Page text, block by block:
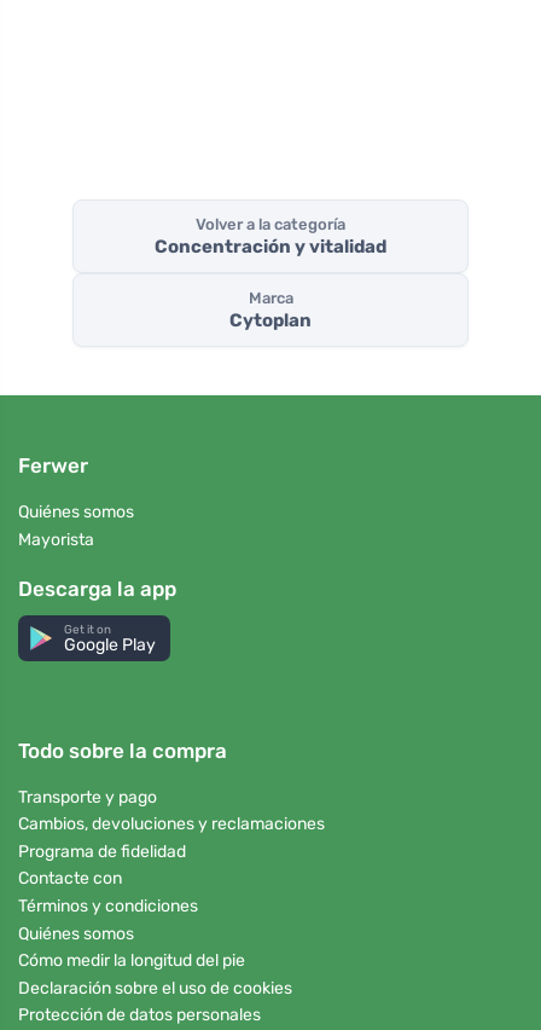
Volver a la categoría
Concentración y vitalidad
Marca
Cytoplan
Ferwer
Quiénes somos
Mayorista
Descarga la app
Get it on
Google Play
Todo sobre la compra
Transporte y pago
Cambios, devoluciones y reclamaciones
Programa de fidelidad
Contacte con
Términos y condiciones
Quiénes somos
Cómo medir la longitud del pie
Declaración sobre el uso de cookies
Protección de datos personales